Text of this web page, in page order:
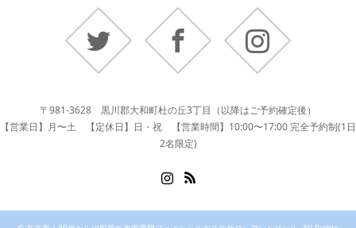
Facebook Instagram
〒981-3628 黒川郡大和町杜の丘3丁目（以降はご予約確定後）
【営業日】月〜土 【定休日】日・祝 【営業時間】10:00〜17:00 完全予約制(1日
2名限定)